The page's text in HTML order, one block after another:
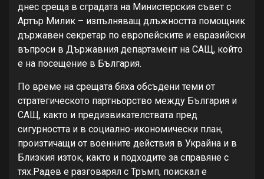
днес среща в сградата на Министерския съвет с
Артър Милик – изпълняващ длъжността помощник
държавен секретар по европейските и евразийски
въпроси в Държавния департамент на САЩ, който
е на посещение в България.
По време на срещата бяха обсъдени теми от
стратегическото партньорство между България и
САЩ, както и предизвикателствата пред
сигурността и в социално-икономически план,
произтичащи от военните действия в Украйна и в
Близкия изток, както и подходите за справяне с
тях.Радев е разговарял с Тръмп, поискал е